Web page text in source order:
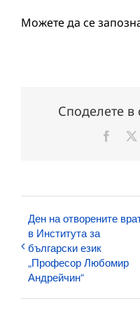
Можете да се
Споделете
Ден на отворените
в Института за
български език
„Професор Любомир
Андрейчин“